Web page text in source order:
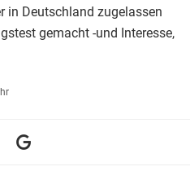
in Deutschland zugelassen
gemacht -und Interesse,